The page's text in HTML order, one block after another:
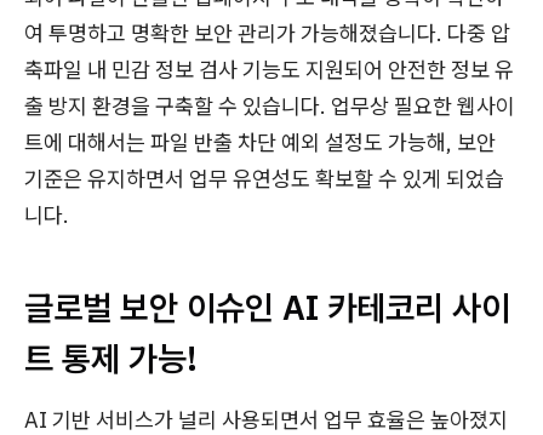
여 투명하고 명확한 보안 관리가 가능해졌습니다. 다중 압
축파일 내 민감 정보 검사 기능도 지원되어 안전한 정보 유
출 방지 환경을 구축할 수 있습니다. 업무상 필요한 웹사이
트에 대해서는 파일 반출 차단 예외 설정도 가능해, 보안
기준은 유지하면서 업무 유연성도 확보할 수 있게 되었습
니다.
글로벌 보안 이슈인 AI 카테코리 사이
트 통제 가능!
AI 기반 서비스가 널리 사용되면서 업무 효율은 높아졌지